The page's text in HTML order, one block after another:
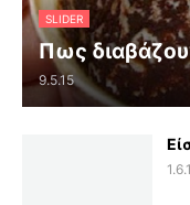
SLIDER
Πως
9.5.15